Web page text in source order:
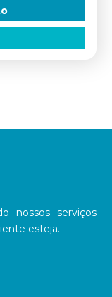
nossos serviços
esteja.